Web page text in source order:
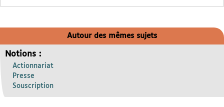
Autour des mêmes sujets
Notions :
Actionnariat
Presse
Souscription